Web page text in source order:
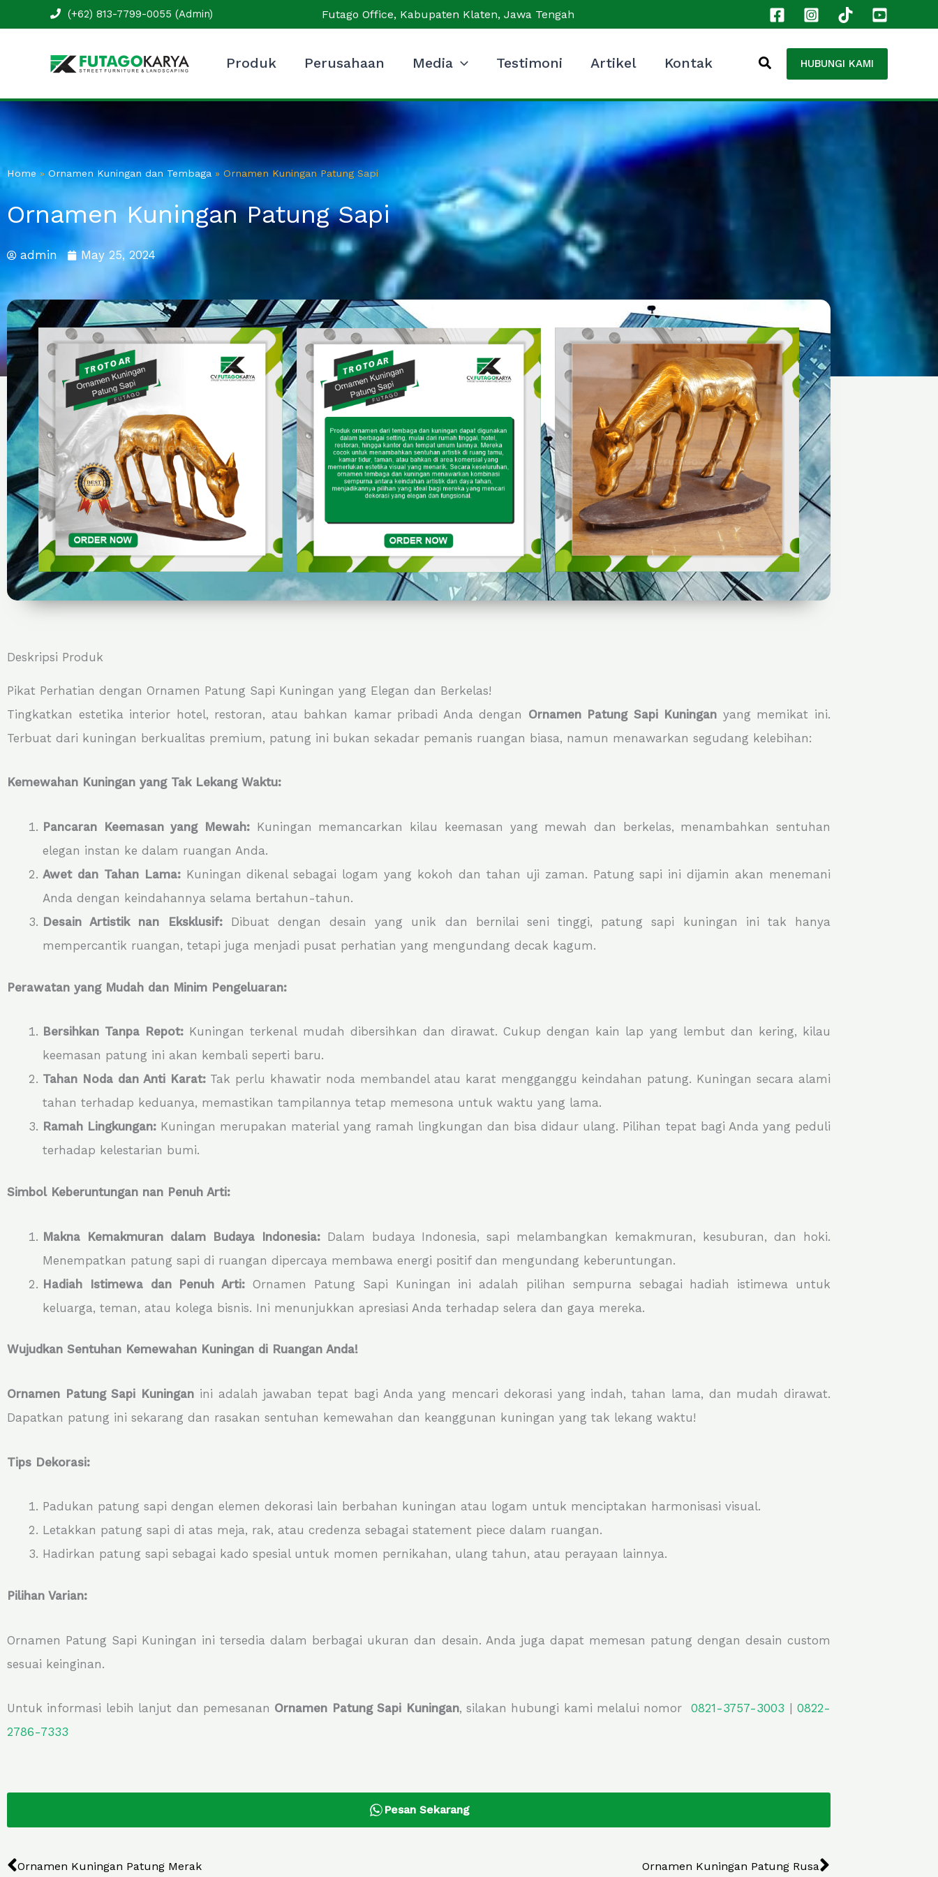
to
(+62) 813-7799-0055 (Admin) Futago Office, Kabupaten Klaten, Jawa Tengah
Produk Perusahaan Media Testimoni Artikel Kontak HUBUNGI KAMI
Home » Ornamen Kuningan dan Tembaga » Ornamen Kuningan Patung Sapi
Ornamen Kuningan Patung Sapi
admin May 25, 2024
Deskripsi Produk
Pikat Perhatian dengan Ornamen Patung Sapi Kuningan yang Elegan dan Berkelas!
Tingkatkan estetika interior hotel, restoran, atau bahkan kamar pribadi Anda dengan Ornamen Patung Sapi Kuningan yang memikat ini.
Terbuat dari kuningan berkualitas premium, patung ini bukan sekadar pemanis ruangan biasa, namun menawarkan segudang kelebihan:
Kemewahan Kuningan yang Tak Lekang Waktu:
Pancaran Keemasan yang Mewah: Kuningan memancarkan kilau keemasan yang mewah dan berkelas, menambahkan sentuhan
elegan instan ke dalam ruangan Anda.
Awet dan Tahan Lama:Kuningan dikenal sebagai logam yang kokoh dan tahan uji zaman. Patung sapi ini dijamin akan menemani
Anda dengan keindahannya selama bertahun-tahun.
Desain Artistik nan Eksklusif:Dibuat dengan desain yang unik dan bernilai seni tinggi, patung sapi kuningan ini tak hanya
mempercantik ruangan, tetapi juga menjadi pusat perhatian yang mengundang decak kagum.
Perawatan yang Mudah dan Minim Pengeluaran:
Bersihkan Tanpa Repot: Kuningan terkenal mudah dibersihkan dan dirawat. Cukup dengan kain lap yang lembut dan kering, kilau
keemasan patung ini akan kembali seperti baru.
Tahan Noda dan Anti Karat:Tak perlu khawatir noda membandel atau karat mengganggu keindahan patung. Kuningan secara alami
tahan terhadap keduanya, memastikan tampilannya tetap memesona untuk waktu yang lama.
Ramah Lingkungan: Kuningan merupakan material yang ramah lingkungan dan bisa didaur ulang. Pilihan tepat bagi Anda yang peduli
terhadap kelestarian bumi.
Simbol Keberuntungan nan Penuh Arti:
Makna Kemakmuran dalam Budaya Indonesia:Dalam budaya Indonesia, sapi melambangkan kemakmuran, kesuburan, dan hoki.
Menempatkan patung sapi di ruangan dipercaya membawa energi positif dan mengundang keberuntungan.
Hadiah Istimewa dan Penuh Arti: Ornamen Patung Sapi Kuningan ini adalah pilihan sempurna sebagai hadiah istimewa untuk
keluarga, teman, atau kolega bisnis. Ini menunjukkan apresiasi Anda terhadap selera dan gaya mereka.
Wujudkan Sentuhan Kemewahan Kuningan di Ruangan Anda!
Ornamen Patung Sapi Kuningan ini adalah jawaban tepat bagi Anda yang mencari dekorasi yang indah, tahan lama, dan mudah dirawat.
Dapatkan patung ini sekarang dan rasakan sentuhan kemewahan dan keanggunan kuningan yang tak lekang waktu!
Tips Dekorasi:
Padukan patung sapi dengan elemen dekorasi lain berbahan kuningan atau logam untuk menciptakan harmonisasi visual.
Letakkan patung sapi di atas meja, rak, atau credenza sebagai statement piece dalam ruangan.
Hadirkan patung sapi sebagai kado spesial untuk momen pernikahan, ulang tahun, atau perayaan lainnya.
Pilihan Varian:
Ornamen Patung Sapi Kuningan ini tersedia dalam berbagai ukuran dan desain. Anda juga dapat memesan patung dengan desain custom
sesuai keinginan.
Untuk informasi lebih lanjut dan pemesanan Ornamen Patung Sapi Kuningan, silakan hubungi kami melalui nomor0821-3757-3003 |0822-
2786-7333
Pesan Sekarang
Prev
Ornamen Kuningan Patung Merak Ornamen Kuningan Patung RusaNext